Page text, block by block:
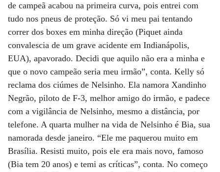
de campeã acabou na primeira curva, pois entrei com
tudo nos pneus de proteção. Só vi meu pai tentando
correr dos boxes em minha direção (Piquet ainda
convalescia de um grave acidente em Indianápolis,
EUA), apavorado. Decidi que aquilo não era a minha e
que o novo campeão seria meu irmão”, conta. Kelly só
reclama dos ciúmes de Nelsinho. Ela namora Xandinho
Negrão, piloto de F-3, melhor amigo do irmão, e padece
com a vigilância de Nelsinho, mesmo a distância, por
telefone. A quarta mulher na vida de Nelsinho é Bia, sua
namorada desde janeiro. “Ele me paquerou muito em
Brasília. Resisti muito, pois ele era mais novo, famoso
(Bia tem 20 anos) e temi as críticas”, conta. No começo